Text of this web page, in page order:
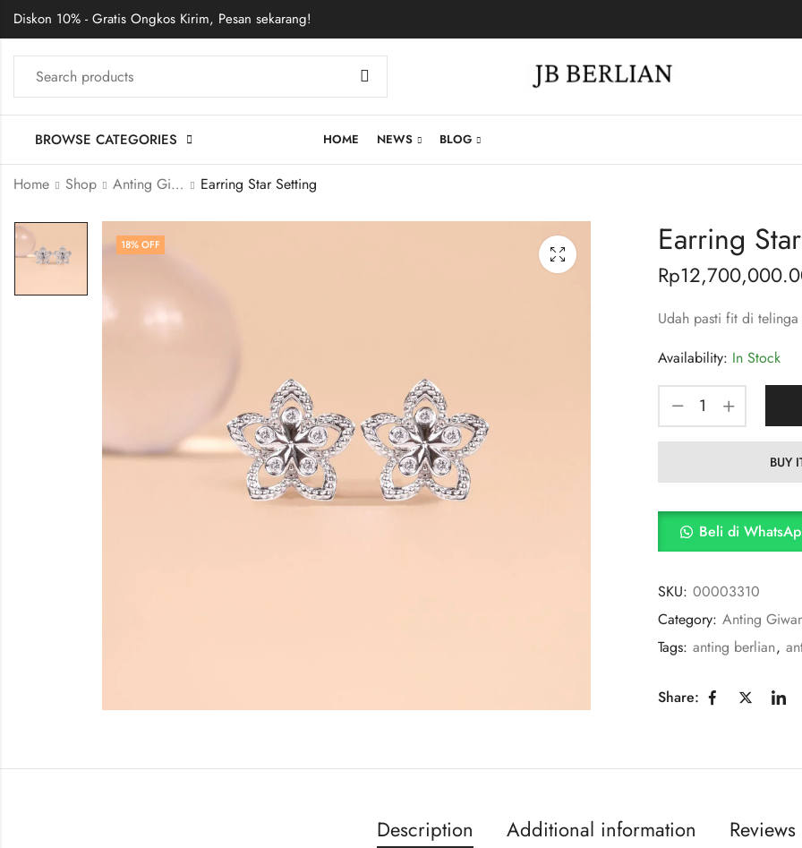
Diskon 10% - Gratis Ongkos Kirim, Pesan sekarang!
BROWSE CATEGORIES HOME NEWS BLOG
Home Shop Anting Giwang Earring Star Setting
18% OFF Earring
Rp
Udah pasti fit di telinga
Availability: In Stock
BUY
Beli di
SKU: 00003310
Category: Anting
Tags: anting berlian,
Share:
Description Additional information